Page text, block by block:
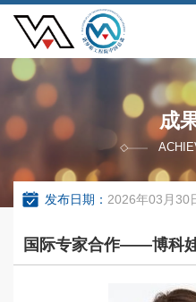
成
发布日期： 2026年03月30
国际专家合作——博科